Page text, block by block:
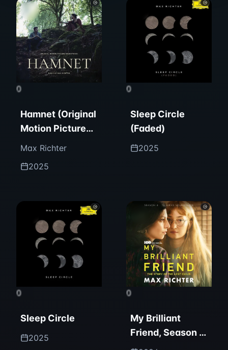
0
Hamnet (Original
Motion Picture
Soundtrack)
Max Richter
2025
0
Sleep Circle
(Faded)
2025
0
Sleep Circle
2025
0
My Brilliant
Friend, Season 4
(Original